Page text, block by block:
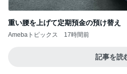
重い腰を上げて定期預金の預け替え
Amebaトピックス 17時間前
記事を読む